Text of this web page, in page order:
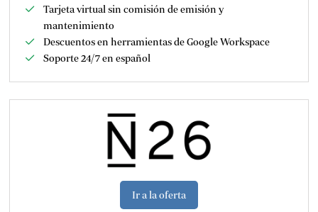
Tarjeta virtual sin comisión de emisión y
mantenimiento
Descuentos en herramientas deGoogle Workspace
Soporte 24/7 en español
Ir a la oferta